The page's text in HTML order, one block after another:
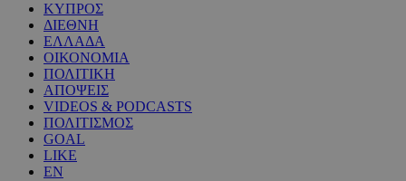
ΚΥΠΡΟΣ
ΔΙΕΘΝΗ
ΕΛΛΑΔΑ
ΟΙΚΟΝΟΜΙΑ
ΠΟΛΙΤΙΚΗ
ΑΠΟΨΕΙΣ
VIDEOS & PODCASTS
ΠΟΛΙΤΙΣΜΟΣ
GOAL
LIKE
EN